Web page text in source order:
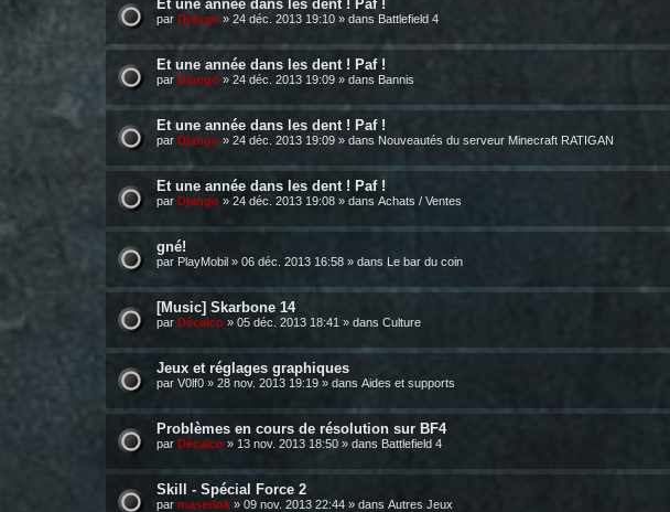
Et une année dans les dent ! Paf !
par Django » 24 déc. 2013 19:10 » dans Battlefield 4
Et une année dans les dent ! Paf !
par Django » 24 déc. 2013 19:09 » dans Bannis
Et une année dans les dent ! Paf !
par Django » 24 déc. 2013 19:09 » dans Nouveautés du serveur Minecraft RATIGAN
Et une année dans les dent ! Paf !
par Django » 24 déc. 2013 19:08 » dans Achats / Ventes
gné!
par PlayMobil » 06 déc. 2013 16:58 » dans Le bar du coin
[Music] Skarbone 14
par Décalco » 05 déc. 2013 18:41 » dans Culture
Jeux et réglages graphiques
par V0lf0 » 28 nov. 2013 19:19 » dans Aides et supports
Problèmes en cours de résolution sur BF4
par Décalco » 13 nov. 2013 18:50 » dans Battlefield 4
Skill - Spécial Force 2
par maserlok » 09 nov. 2013 22:44 » dans Autres Jeux